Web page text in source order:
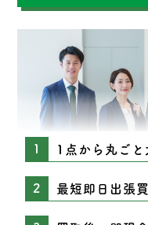
1点から丸ご
最短即日出張